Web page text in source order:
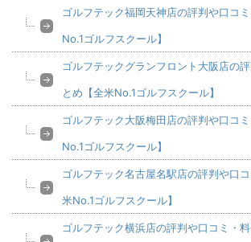
ゴルフテック福岡天神店の評判や口コ
No.1ゴルフスクール】
ゴルフテックグランフロント大阪店の
とめ【全米No.1ゴルフスクール】
ゴルフテック大阪梅田店の評判や口コ
No.1ゴルフスクール】
ゴルフテック名古屋名駅店の評判や口
米No.1ゴルフスクール】
ゴルフテック横浜店の評判や口コミ・